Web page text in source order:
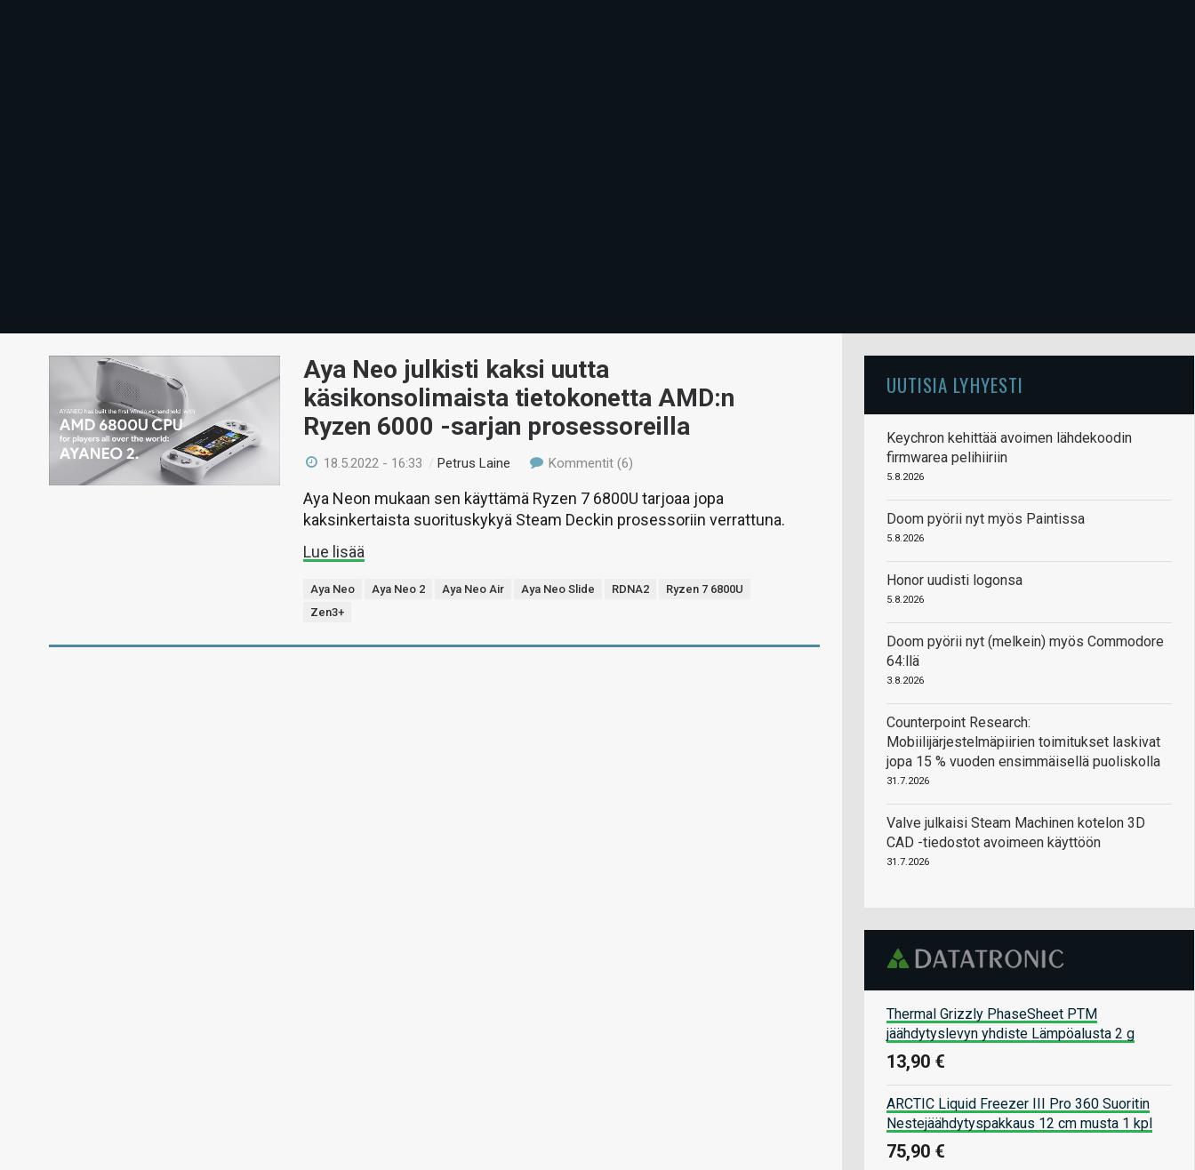
Aya Neo julkisti kaksi uutta
käsikonsolimaista tietokonetta AMD:n
Ryzen 6000 -sarjan prosessoreilla
18.5.2022 - 16:33 /Petrus Laine Kommentit (6)
Aya Neon mukaan sen käyttämä Ryzen 7 6800U tarjoaa jopa
kaksinkertaista suorituskykyä Steam Deckin prosessoriin verrattuna.
Lue lisää
Aya Neo Aya Neo 2 Aya Neo Air Aya Neo Slide RDNA2
Ryzen 7 6800U
Zen3+
UUTISIA LYHYESTI
Keychron kehittää avoimen lähdekoodin
firmwarea pelihiiriin
5.8.2026
Doom pyörii nyt myös Paintissa
5.8.2026
Honor uudisti logonsa
5.8.2026
Doom pyörii nyt (melkein) myös Commodore
64:llä
3.8.2026
Counterpoint Research:
Mobiilijärjestelmäpiirien toimitukset laskivat
jopa 15 % vuoden ensimmäisellä puoliskolla
31.7.2026
Valve julkaisi Steam Machinen kotelon 3D
CAD -tiedostot avoimeen käyttöön
31.7.2026
Thermal Grizzly PhaseSheet PTM
jäähdytyslevyn yhdiste Lämpöalusta 2 g
13,90 €
ARCTIC Liquid Freezer III Pro 360 Suoritin
Nestejäähdytyspakkaus 12 cm musta 1 kpl
75,90 €